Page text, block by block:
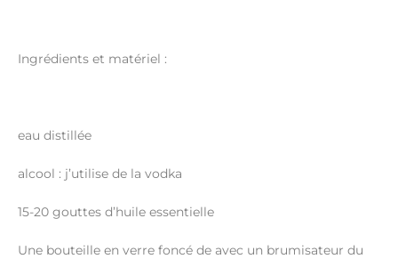
Ingrédients et matériel :
eau distillée
alcool : j’utilise de la vodka
15-20 gouttes d’huile essentielle
Une bouteille en verre foncé de avec un brumisateur du